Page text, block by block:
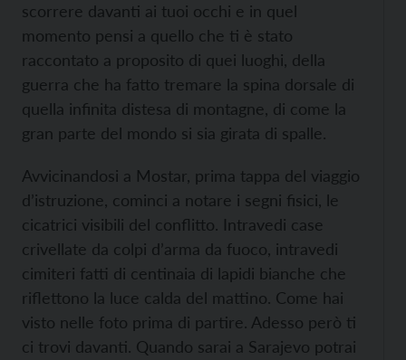
scorrere davanti ai tuoi occhi e in quel
momento pensi a quello che ti è stato
raccontato a proposito di quei luoghi, della
guerra che ha fatto tremare la spina dorsale di
quella infinita distesa di montagne, di come la
gran parte del mondo si sia girata di spalle.
Avvicinandosi a Mostar, prima tappa del viaggio
d’istruzione, cominci a notare i segni fisici, le
cicatrici visibili del conflitto. Intravedi case
crivellate da colpi d’arma da fuoco, intravedi
cimiteri fatti di centinaia di lapidi bianche che
riflettono la luce calda del mattino. Come hai
visto nelle foto prima di partire. Adesso però ti
ci trovi davanti. Quando sarai a Sarajevo potrai